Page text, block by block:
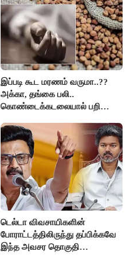
இப்படி கூட மரணம் வருமா..??
அக்கா, தங்கை பலி..
கொண்டைக்கடலையால் பறிபோன
டெல்டா விவசாயிகளின்
போராட்டத்திலிருந்து தப்பிக்கவே
இந்த அவசர தொகுதி